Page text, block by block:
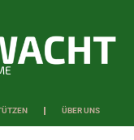
ÜBER UNS